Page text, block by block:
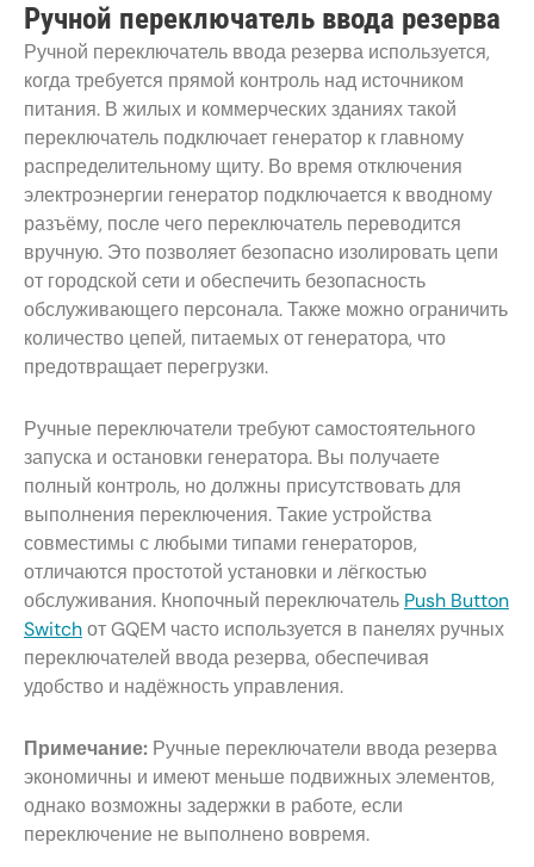
Ручной переключатель ввода резерва
Ручной переключатель ввода резерва используется,
когда требуется прямой контроль над источником
питания. В жилых и коммерческих зданиях такой
переключатель подключает генератор к главному
распределительному щиту. Во время отключения
электроэнергии генератор подключается к вводному
разъёму, после чего переключатель переводится
вручную. Это позволяет безопасно изолировать цепи
от городской сети и обеспечить безопасность
обслуживающего персонала. Также можно ограничить
количество цепей, питаемых от генератора, что
предотвращает перегрузки.
Ручные переключатели требуют самостоятельного
запуска и остановки генератора. Вы получаете
полный контроль, но должны присутствовать для
выполнения переключения. Такие устройства
совместимы с любыми типами генераторов,
отличаются простотой установки и лёгкостью
обслуживания. Кнопочный переключатель Push Button
Switchот GQEM часто используется в панелях ручных
переключателей ввода резерва, обеспечивая
удобство и надёжность управления.
Примечание: Ручные переключатели ввода резерва
экономичны и имеют меньше подвижных элементов,
однако возможны задержки в работе, если
переключение не выполнено вовремя.